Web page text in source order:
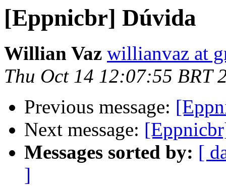
[Eppnicbr] Dúvida
Willian Vaz willianvaz at
Thu Oct 14 12:07:55 BRT
Previous message:
Next message:
Messages sorted by: [
]